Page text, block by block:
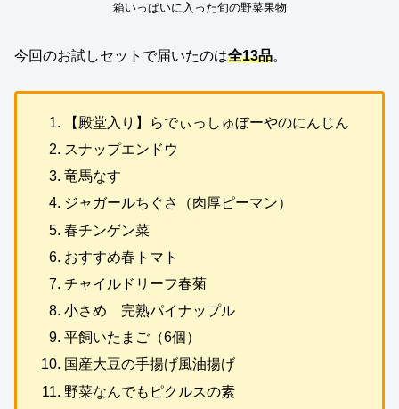
箱いっぱいに入った旬の野菜果物
今回のお試しセットで届いたのは全13品。
【殿堂入り】らでぃっしゅぼーやのにんじん
スナップエンドウ
竜馬なす
ジャガールちぐさ（肉厚ピーマン）
春チンゲン菜
おすすめ春トマト
チャイルドリーフ春菊
小さめ 完熟パイナップル
平飼いたまご（6個）
国産大豆の手揚げ風油揚げ
野菜なんでもピクルスの素